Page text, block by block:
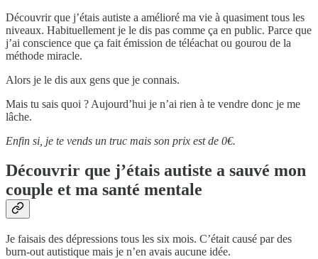
Découvrir que j’étais autiste a amélioré ma vie à quasiment tous les
niveaux. Habituellement je le dis pas comme ça en public. Parce que
j’ai conscience que ça fait émission de téléachat ou gourou de la
méthode miracle.
Alors je le dis aux gens que je connais.
Mais tu sais quoi ? Aujourd’hui je n’ai rien à te vendre donc je me
lâche.
Enfin si, je te vends un truc mais son prix est de 0€.
Découvrir que j’étais autiste a sauvé mon
couple et ma santé mentale
Je faisais des dépressions tous les six mois. C’était causé par des
burn-out autistique mais je n’en avais aucune idée.